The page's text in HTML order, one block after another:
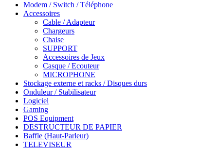
Modem / Switch / Téléphone
Accessoires
Cable / Adapteur
Chargeurs
Chaise
SUPPORT
Accessoires de Jeux
Casque / Ecouteur
MICROPHONE
Stockage externe et racks / Disques durs
Onduleur / Stabilisateur
Logiciel
Gaming
POS Equipment
DESTRUCTEUR DE PAPIER
Baffle (Haut-Parleur)
TELEVISEUR